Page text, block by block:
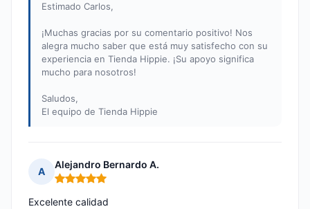
Estimado Carlos,
¡Muchas gracias por su comentario positivo! Nos
alegra mucho saber que está muy satisfecho con su
experiencia en Tienda Hippie. ¡Su apoyo significa
mucho para nosotros!
Saludos,
El equipo de Tienda Hippie
A
Alejandro Bernardo A.
Nota: 5 de 5
Excelente calidad